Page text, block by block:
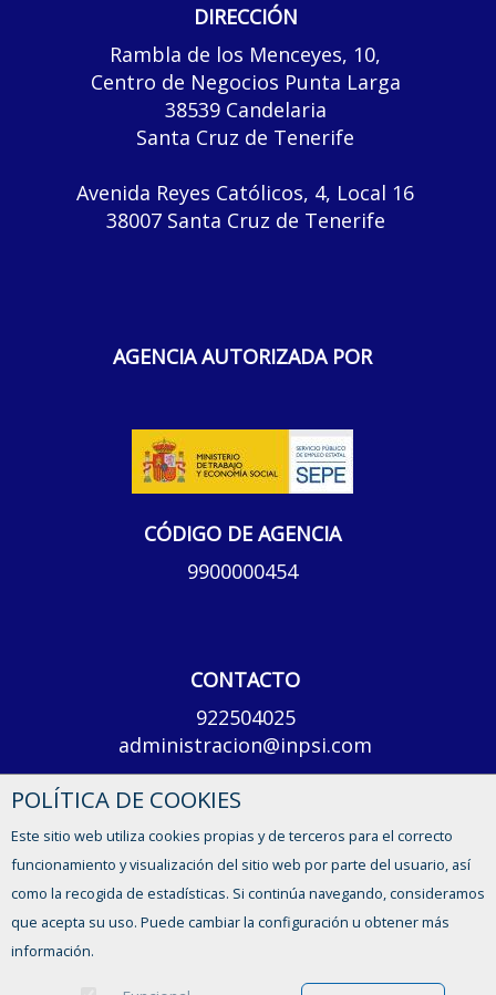
DIRECCIÓN
Rambla de los Menceyes, 10,
Centro de Negocios Punta Larga
38539 Candelaria
Santa Cruz de Tenerife
Avenida Reyes Católicos, 4, Local 16
38007 Santa Cruz de Tenerife
AGENCIA AUTORIZADA POR
CÓDIGO DE AGENCIA
9900000454
CONTACTO
922504025
administracion@inpsi.com
Lunes a viernes, de 8 a 14h y de 15 a 17h
CONTACTO
POLÍTICA DE COOKIES
Este sitio web utiliza cookies propias y de terceros para el correcto
funcionamiento y visualización del sitio web por parte del usuario, así
como la recogida de estadísticas. Si continúa navegando, consideramos
que acepta su uso. Puede cambiar la configuración u obtener más
información.